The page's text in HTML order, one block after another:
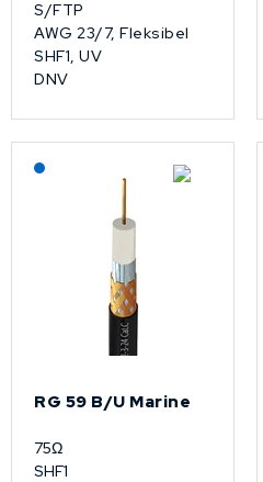
S/FTP
AWG 23/7, Fleksibel
SHF1, UV
DNV
Lagerført: NEK Kabel
RG 59 B/U Marine
75Ω
SHF1